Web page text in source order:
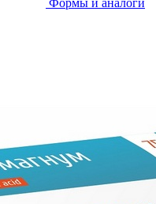
Формы и аналоги